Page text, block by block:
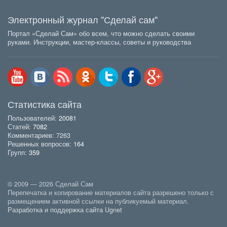
Электронный журнал "Сделай сам"
Портал «Сделай Сам» обо всем, что можно сделать своими
руками. Инструкции, мастер-классы, советы и руководства
Статистика сайта
Пользователей: 20081
Статей: 7082
Комментариев: 7263
Решенных вопросов: 164
Групп: 359
© 2009 — 2026 Сделай Сам
Перепечатка и копирование материалов сайта разрешено только с
размещением активной ссылки на публикуемый материал.
Разработка и поддержка сайта Ugnet